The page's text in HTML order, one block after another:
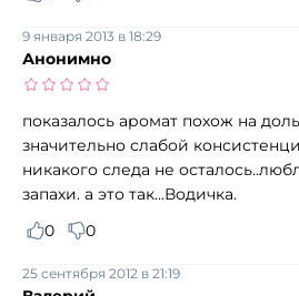
Анонимно
9 января 2013 в 18:29
показалось аромат похож на
значительно слабой
никакого следа не
запахи. а это так...Водичка.
0
0
25 сентября 2012 в 21:19